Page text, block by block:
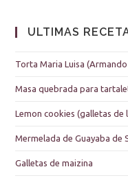
ULTIMAS
Torta Maria Luisa (Armando
Masa quebrada para
Lemon cookies (galletas de
Mermelada de Guayaba de
Galletas de maizina